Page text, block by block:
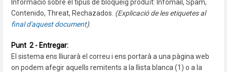
Informació sobre el tipus de bloqueig produït: Infomail, Spam,
Contenido, Threat, Rechazados. (Explicació de les etiquetes al
final d'aquest document).
Punt 2 - Entregar:
El sistema ens lliurarà el correu i ens portarà a una pàgina web
on podem afegir aquells remitents a la llista blanca (1) o a la